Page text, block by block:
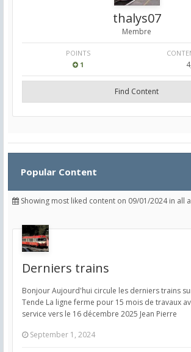
thalys07
Membre
POINTS
1
Find Content
Popular Content
Showing most liked content on 09/01/2024 in all
Derniers trains
Bonjour Aujourd'hui circule les derniers trains
Tende La ligne ferme pour 15 mois de travaux
service vers le 16 décembre 2025 Jean Pierre
September 1, 2024